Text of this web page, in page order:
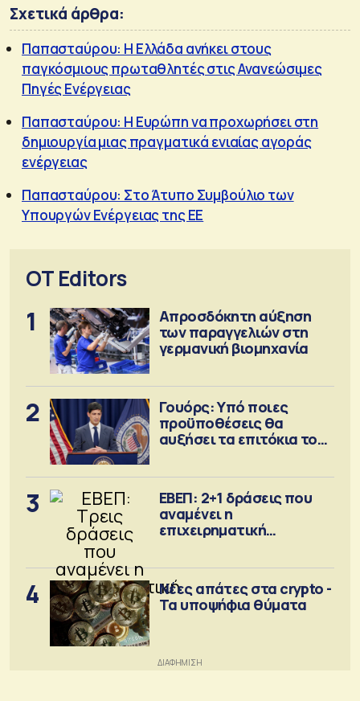
Σχετικά άρθρα:
Παπασταύρου: Η Ελλάδα ανήκει στους
παγκόσμιους πρωταθλητές στις Ανανεώσιμες
Πηγές Ενέργειας
Παπασταύρου: Η Ευρώπη να προχωρήσει στη
δημιουργία μιας πραγματικά ενιαίας αγοράς
ενέργειας
Παπασταύρου: Στο Άτυπο Συμβούλιο των
Υπουργών Ενέργειας της ΕΕ
OT Editors
1
Απροσδόκητη αύξηση
των παραγγελιών στη
γερμανική βιομηχανία
2
Γουόρς: Υπό ποιες
προϋποθέσεις θα
αυξήσει τα επιτόκια τον
3
ΕΒΕΠ: 2+1 δράσεις που
αναμένει η
επιχειρηματική
4
Νέες απάτες στα crypto -
Τα υποψήφια θύματα